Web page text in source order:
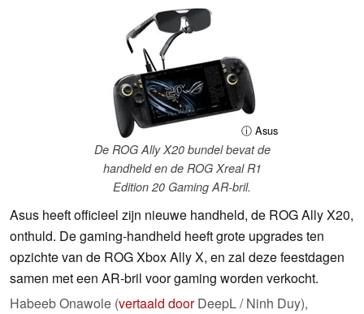
ⓘ Asus
De ROG Ally X20 bundel bevat de
handheld en de ROG Xreal R1
Edition 20 Gaming AR-bril.
Asus heeft officieel zijn nieuwe handheld, de ROG Ally X20,
onthuld. De gaming-handheld heeft grote upgrades ten
opzichte van de ROG Xbox Ally X, en zal deze feestdagen
samen met een AR-bril voor gaming worden verkocht.
Habeeb Onawole (vertaald doorDeepL / Ninh Duy),